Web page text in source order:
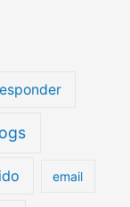
email